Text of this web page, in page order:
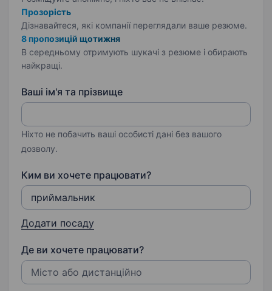
Прозорість
Дізнавайтеся, які компанії переглядали ваше резюме.
8 пропозицій щотижня
В середньому отримують шукачі з резюме і обирають
найкращі.
Ваші ім'я та прізвище
Ніхто не побачить ваші особисті дані без вашого
дозволу.
Ким ви хочете працювати?
Додати посаду
Де ви хочете працювати?